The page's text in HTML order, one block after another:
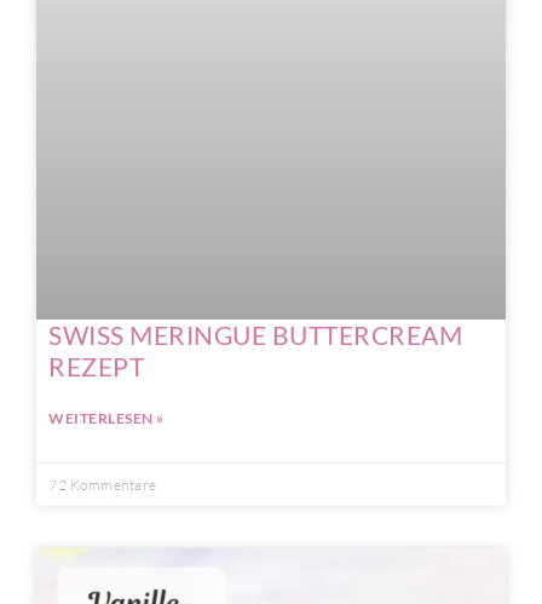
SWISS MERINGUE BUTTERCREAM
REZEPT
WEITERLESEN »
72 Kommentare